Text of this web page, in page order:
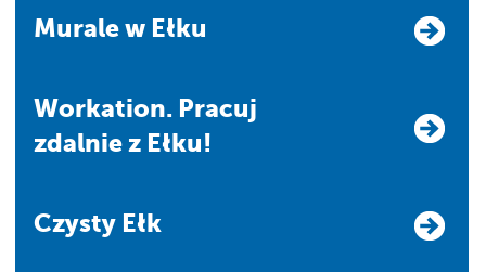
Murale w Ełku
Workation. Pracuj
zdalnie z Ełku!
Czysty Ełk